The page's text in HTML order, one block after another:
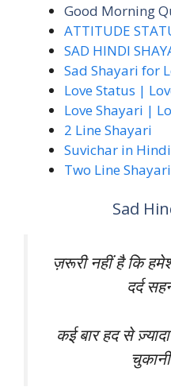
Good Morning
ATTITUDE
SAD HINDI
Sad Shayari for
Love Status |
Love Shayari |
2 Line Shayari
Suvichar in Hindi
Two Line
Sad
ज़रूरी नहीं है कि
दर्द
कई बार हद से